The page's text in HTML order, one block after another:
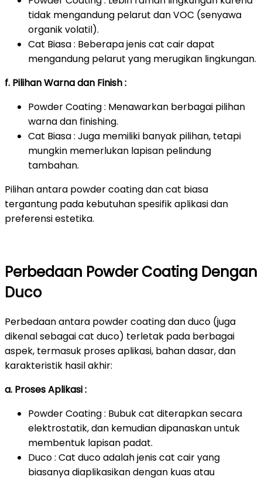
tidak mengandung pelarut dan VOC (senyawa
organik volatil).
Cat Biasa : Beberapa jenis cat cair dapat
mengandung pelarut yang merugikan lingkungan.
f. Pilihan Warna dan Finish :
Powder Coating : Menawarkan berbagai pilihan
warna dan finishing.
Cat Biasa : Juga memiliki banyak pilihan, tetapi
mungkin memerlukan lapisan pelindung
tambahan.
Pilihan antara powder coating dan cat biasa
tergantung pada kebutuhan spesifik aplikasi dan
preferensi estetika.
Perbedaan Powder Coating Dengan
Duco
Perbedaan antara powder coating dan duco (juga
dikenal sebagai cat duco) terletak pada berbagai
aspek, termasuk proses aplikasi, bahan dasar, dan
karakteristik hasil akhir:
a. Proses Aplikasi :
Powder Coating : Bubuk cat diterapkan secara
elektrostatik, dan kemudian dipanaskan untuk
membentuk lapisan padat.
Duco : Cat duco adalah jenis cat cair yang
biasanya diaplikasikan dengan kuas atau